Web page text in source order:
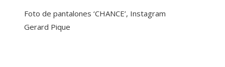
Foto de pantalones ‘CHANCE’, Instagram
Gerard Pique